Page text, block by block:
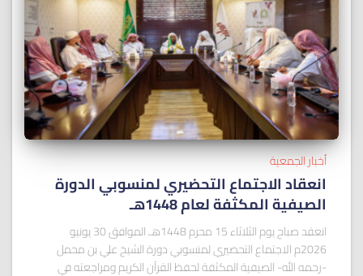
أخبار الجمعية
انعقاد الاجتماع التحضيري لمنسوبي الدورة
الصيفية المكثفة لعام 1448هـ
انعقد صباح يوم الثلاثاء 15 محرم 1448هـ الموافق 30 يونيو
2026م الاجتماع التحضيري لمنسوبي دورة الشيخ علي بن محمل
-رحمه الله- الصيفية المكثفة لحفظ القرآن الكريم ومراجعته في